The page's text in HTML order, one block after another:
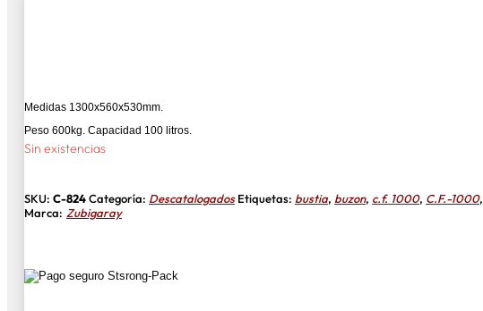
Medidas 1300x560x530mm.
Peso 600kg. Capacidad 100 litros.
Sin existencias
SKU: C-824Categoría: Descatalogados Etiquetas: bustia, buzon, c.f. 1000, C.F.-1000,
Marca: Zubigaray